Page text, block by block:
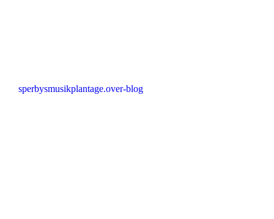
sperbysmusikplantage.over-blog